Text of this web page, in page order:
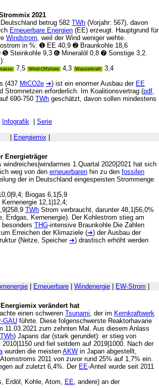
2021
betrug 582 TWh (Vorjahr: 567), davon
Erneuerbare Energien (EE) erzeugt. Hauptgrund für
Windstrom, weil der Wind weniger wehte.
in %: ➊ EE 40,9 ➋ Braunkohle 18,6
Steinkohle 9,3 ➏ Mineralöl 0,8 ➐ Sonstige 3,2.
7,5 Wind-Offshore 4,3 Wasserkraft 3,4
(437 MtCO2e ➔) ist ein enormer Ausbau der EE
Stromnetzen erforderlich. Im Koalitionsvertrag (pdf,
690-750 TWh geschätzt, davon sollen mindestens
Infografik Serie
Energiemix
Energieträger
1.Quartal 2020|2021 hat sich
weg von den erneuerbaren hin zu den fossilen
der in Deutschland eingespeisten Strommenge
Biogas 6,1|5,9
12,1|12,4;
TWh Strom verbraucht, darunter 48,1|56,0%
Erdgas, Kernenergie). Der Kohlestrom stieg am
THG-intensive Braunkohle.Die Zahlen
Erreichen der Klimaziele (➔) der Ausbau der
(Netze, Speicher ➜) drastisch erhöht werden
Erneuerbare Windenergie EW-Strom
verändert hat
einen schweren Tsunami, der im Kernkraftwerk
GAU führte. Diese folgenschwerste Reaktorhavarie
11.03.2021 zum zehnten Mal. Aus diesem Anlass
TWh) Japans dar (stark gerundet): er stieg von
und fiel seitdem auf 2019|1000. Nach der
wurden die meisten AKW in Japan abgestellt,
2011 von zuvor rund 25% auf 1,7% ein.
auf zuletzt 6,4%. Der EE-Anteil wurde seit 2011
Erdöl, Kohle, Atom, EE, andere) an der